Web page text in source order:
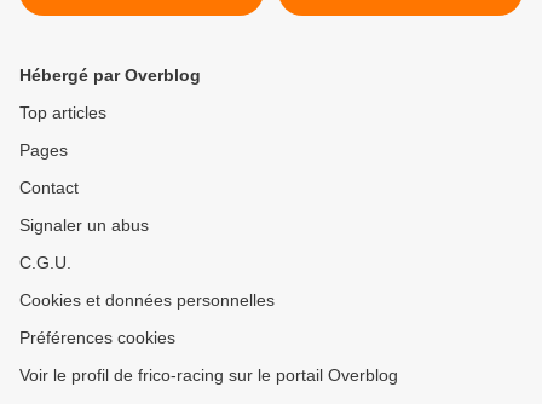
Hébergé par Overblog
Top articles
Pages
Contact
Signaler un abus
C.G.U.
Cookies et données personnelles
Préférences cookies
Voir le profil de frico-racing sur le portail Overblog